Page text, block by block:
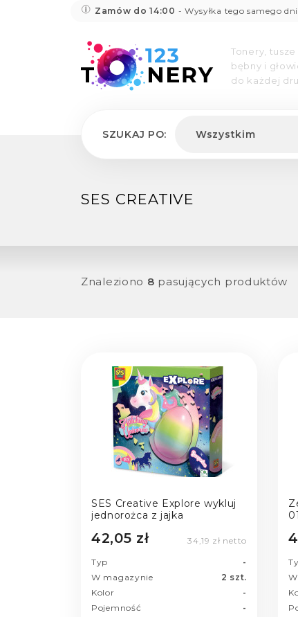
Zamów do 14:00 - Wysyłka tego samego
Tonery, tusze
bębny i
do każdej
SZUKAJ PO: Wszystkim
SES CREATIVE
Znaleziono 8 pasujących produktów
SES Creative Explore wykluj
jednorożca z jajka
42,05 zł 34,19 zł netto
Typ
-
W magazynie
2 szt.
Kolor
-
Pojemność
-